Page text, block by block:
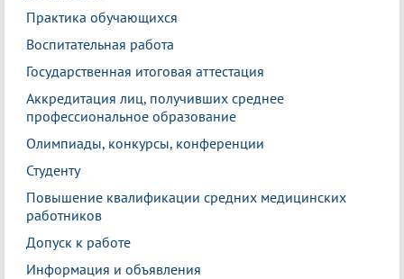
Практика обучающихся
Воспитательная работа
Государственная итоговая аттестация
Аккредитация лиц, получивших среднее
профессиональное образование
Олимпиады, конкурсы, конференции
Студенту
Повышение квалификации средних медицинских
работников
Допуск к работе
Информация и объявления